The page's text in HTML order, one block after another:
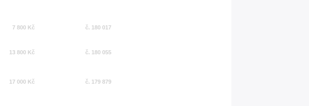
7 800 Kč č. 180 017
13 800 Kč č. 180 055
17 000 Kč č. 179 879